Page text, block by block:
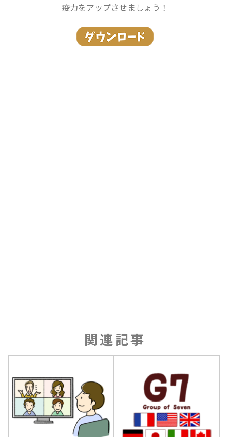
疫力をアップさせましょう！
関連記事